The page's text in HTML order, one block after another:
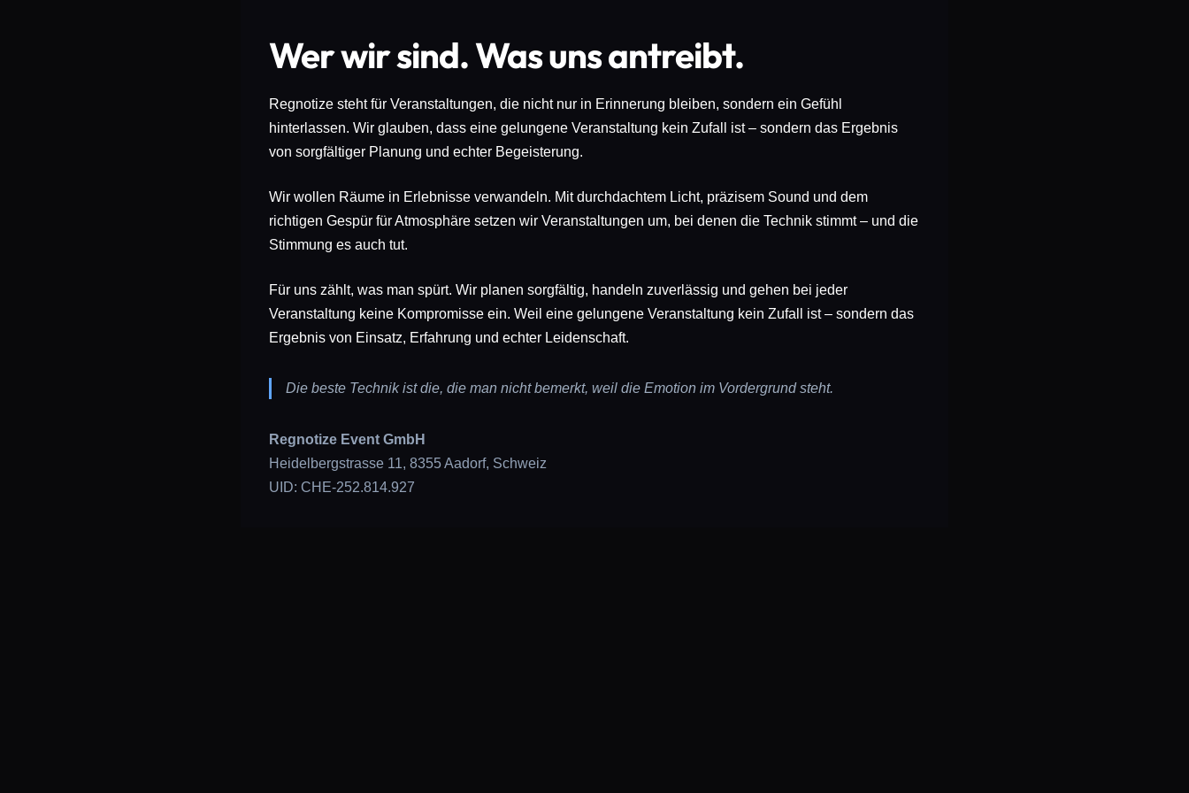
Wer wir sind. Was uns antreibt.
Regnotize steht für Veranstaltungen, die nicht nur in Erinnerung bleiben, sondern ein Gefühl
hinterlassen. Wir glauben, dass eine gelungene Veranstaltung kein Zufall ist – sondern das Ergebnis
von sorgfältiger Planung und echter Begeisterung.
Wir wollen Räume in Erlebnisse verwandeln. Mit durchdachtem Licht, präzisem Sound und dem
richtigen Gespür für Atmosphäre setzen wir Veranstaltungen um, bei denen die Technik stimmt – und die
Stimmung es auch tut.
Für uns zählt, was man spürt. Wir planen sorgfältig, handeln zuverlässig und gehen bei jeder
Veranstaltung keine Kompromisse ein. Weil eine gelungene Veranstaltung kein Zufall ist – sondern das
Ergebnis von Einsatz, Erfahrung und echter Leidenschaft.
Die beste Technik ist die, die man nicht bemerkt, weil die Emotion im Vordergrund steht.
Regnotize Event GmbH
Heidelbergstrasse 11, 8355 Aadorf, Schweiz
UID: CHE-252.814.927